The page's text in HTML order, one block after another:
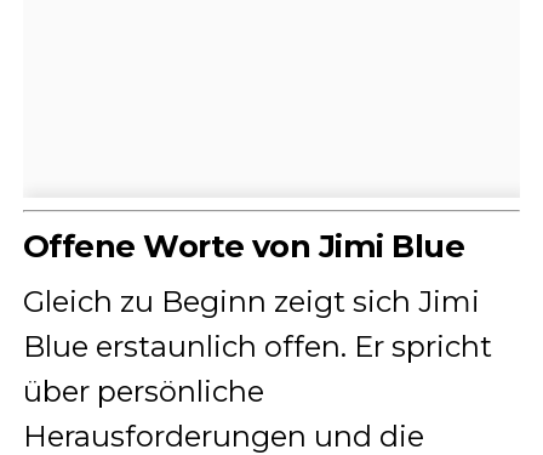
Offene Worte von Jimi Blue
Gleich zu Beginn zeigt sich Jimi
Blue erstaunlich offen. Er spricht
über persönliche
Herausforderungen und die